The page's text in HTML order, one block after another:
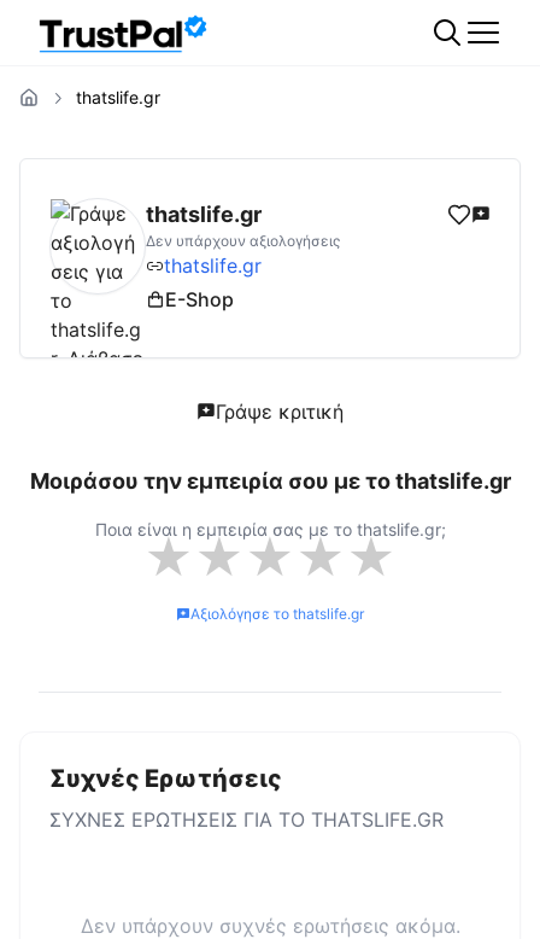
thatslife.gr
thatslife.grΑξιολογήσεις | Δες
thatslife.gr
Δεν υπάρχουν αξιολογήσεις
thatslife.gr
E-Shop
Γράψε κριτική
Μοιράσου την εμπειρία σου με τοthatslife.gr
Ποια είναι η εμπειρία σας με το thatslife.gr;
★★★★★
Αξιολόγησε το thatslife.gr
Συχνές Ερωτήσεις
ΣΥΧΝΕΣ ΕΡΩΤΗΣΕΙΣ ΓΙΑ ΤΟ THATSLIFE.GR
Δεν υπάρχουν συχνές ερωτήσεις ακόμα.